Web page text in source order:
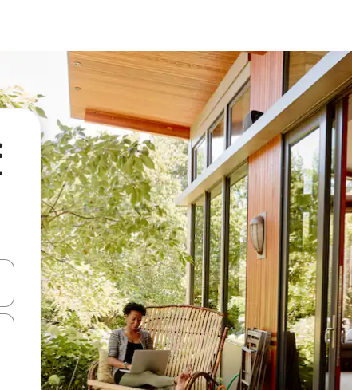
örvalyklana eða skoða með því að snerta eða strjúka.